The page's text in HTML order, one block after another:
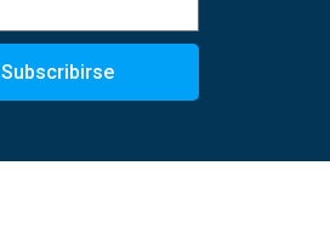
Subscribirse